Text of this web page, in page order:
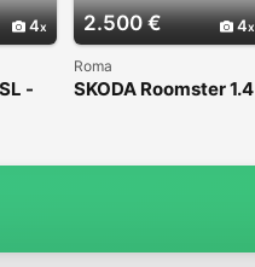
4
-
2.500 € 4
Roma
SKODA Roomster 1.4